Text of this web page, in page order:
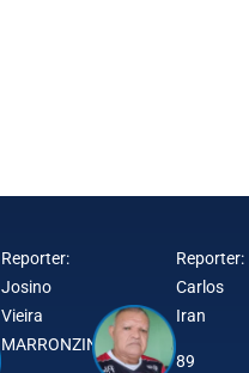
Reporter:
Josino
Vieira
MARRONZINHO
Reporter:
Carlos
Iran
89